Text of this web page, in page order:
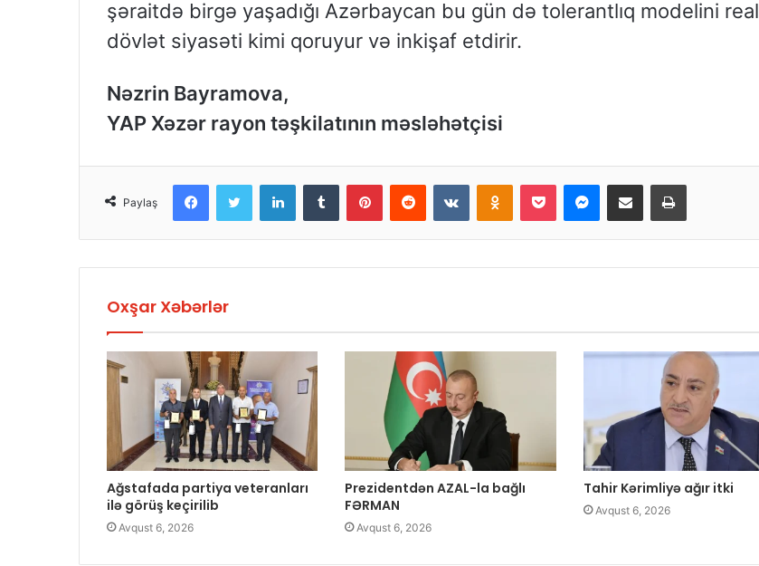
şəraitdə birgə yaşadığı Azərbaycan bu gün də tolerantlıq modelini real
dövlət siyasəti kimi qoruyur və inkişaf etdirir.
Nəzrin Bayramova,
YAP Xəzər rayon təşkilatının məsləhətçisi
Paylaş
Oxşar Xəbərlər
Ağstafada partiya veteranları
ilə görüş keçirilib
Avqust 6, 2026
Prezidentdən AZAL-la bağlı
FƏRMAN
Avqust 6, 2026
Tahir Kərimliyə ağır itki
Avqust 6, 2026